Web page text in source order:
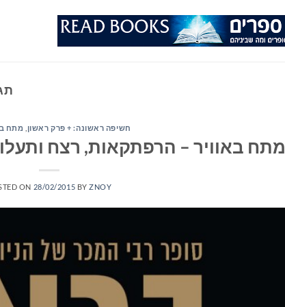
חשיפה ראשונה: + פרק ראשון מתח
מתח באוויר – הרפתקאות, רצח
ON 28/02/2015 BYZNOY